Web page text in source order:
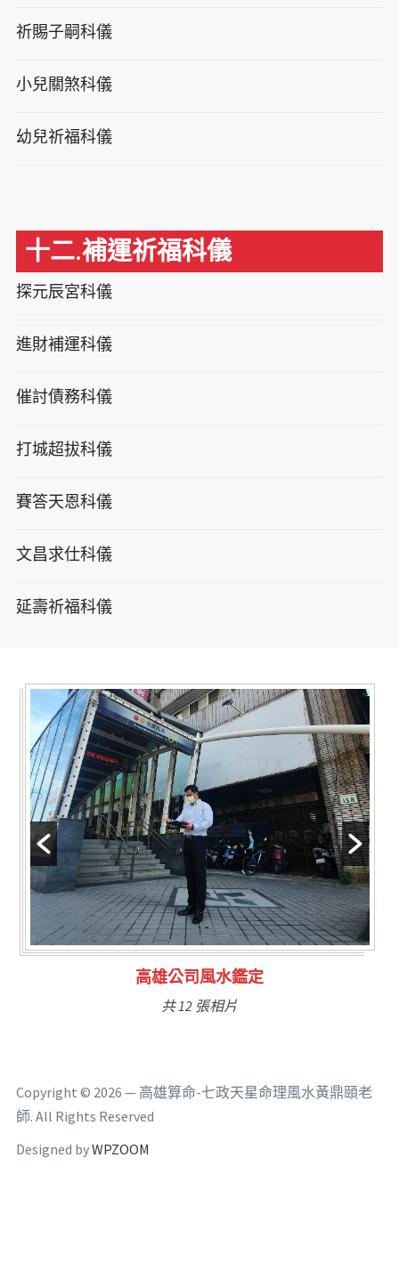
祈賜子嗣科儀
小兒關煞科儀
幼兒祈福科儀
十二.補運祈福科儀
探元辰宮科儀
進財補運科儀
催討債務科儀
打城超拔科儀
賽答天恩科儀
文昌求仕科儀
延壽祈福科儀
林氏福主量子生基造命
Copyright © 2026 — 高雄算命-七政天星命理風水黃鼎頤老
師. All Rights Reserved
Designed byWPZOOM